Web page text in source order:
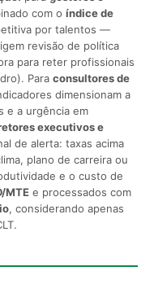
com o índice de
por talentos —
revisão de política
para reter profissionais
Para consultores de
dimensionam a
e a urgência em
executivos e
de alerta: taxas acima
plano de carreira ou
e o custo de
MTE e processados com
, considerando apenas